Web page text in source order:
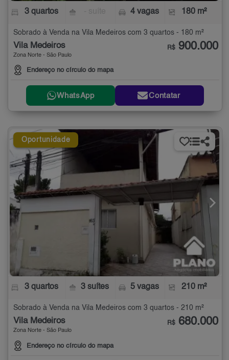
3 quartos 4 vagas 180 m²
Sobrado à Venda na Vila Medeiros com 3 quartos - 180 m²
Vila Medeiros
Zona Norte - São Paulo
Endereço no círculo do mapa
R$ 900.000
WhatsApp Contatar
Oportunidade
3 quartos 3 suítes 5 vagas 210 m²
Sobrado à Venda na Vila Medeiros com 3 quartos - 210 m²
Vila Medeiros
Zona Norte - São Paulo
Endereço no círculo do mapa
R$ 680.000